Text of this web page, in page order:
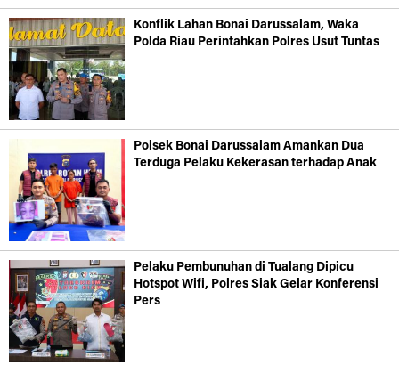
Konflik Lahan Bonai Darussalam, Waka
Polda Riau Perintahkan Polres Usut Tuntas
Polsek Bonai Darussalam Amankan Dua
Terduga Pelaku Kekerasan terhadap Anak
Pelaku Pembunuhan di Tualang Dipicu
Hotspot Wifi, Polres Siak Gelar Konferensi
Pers